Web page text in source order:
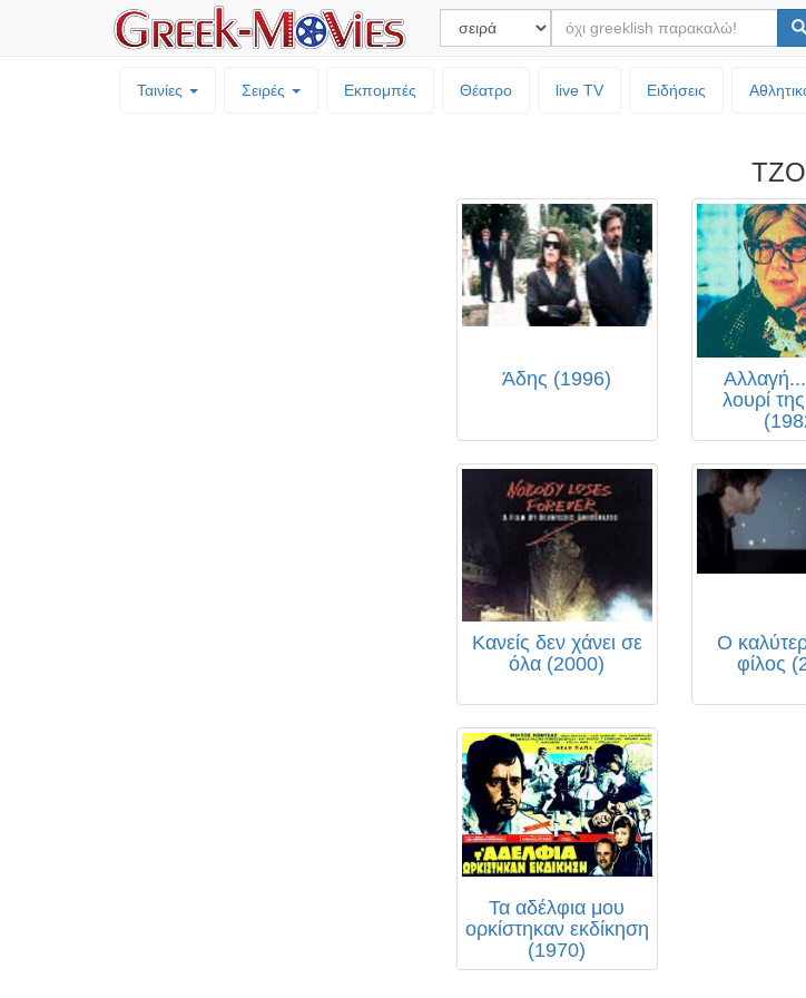
Ταινίες Σειρές Εκπομπές Θέατρο live TV Ειδήσεις
Άδης (1996)
Αλλαγή...
λουρί
Κανείς δεν χάνει σε
όλα (2000)
Ο
φίλος
Τα αδέλφια μου
ορκίστηκαν εκδίκηση
(1970)